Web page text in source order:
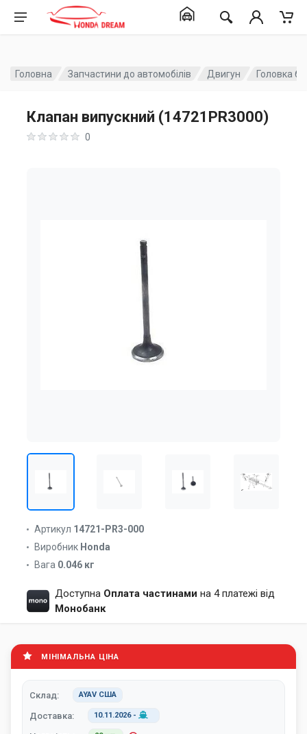
Головна Запчастини до автомобілів Двигун Головка
Клапан випускний (14721PR3000)
0
Артикул 14721-PR3-000
Виробник Honda
Вага 0.046 кг
Доступна Оплата частинами на 4 платежі від
Монобанк
МІНІМАЛЬНА ЦІНА
Склад: AYAV США
Доставка: 10.11.2026-